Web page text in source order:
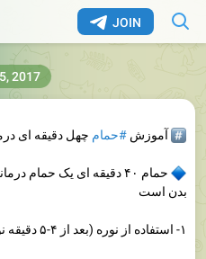
JOIN
آموزش#حمام چهل دقیقه ای
حمام ۴۰ دقیقه ای یک حمام
بدن است
۱- استفاده از نوره (بعد از ۴-۵ دقیقه نوره شسته شود.)
2017